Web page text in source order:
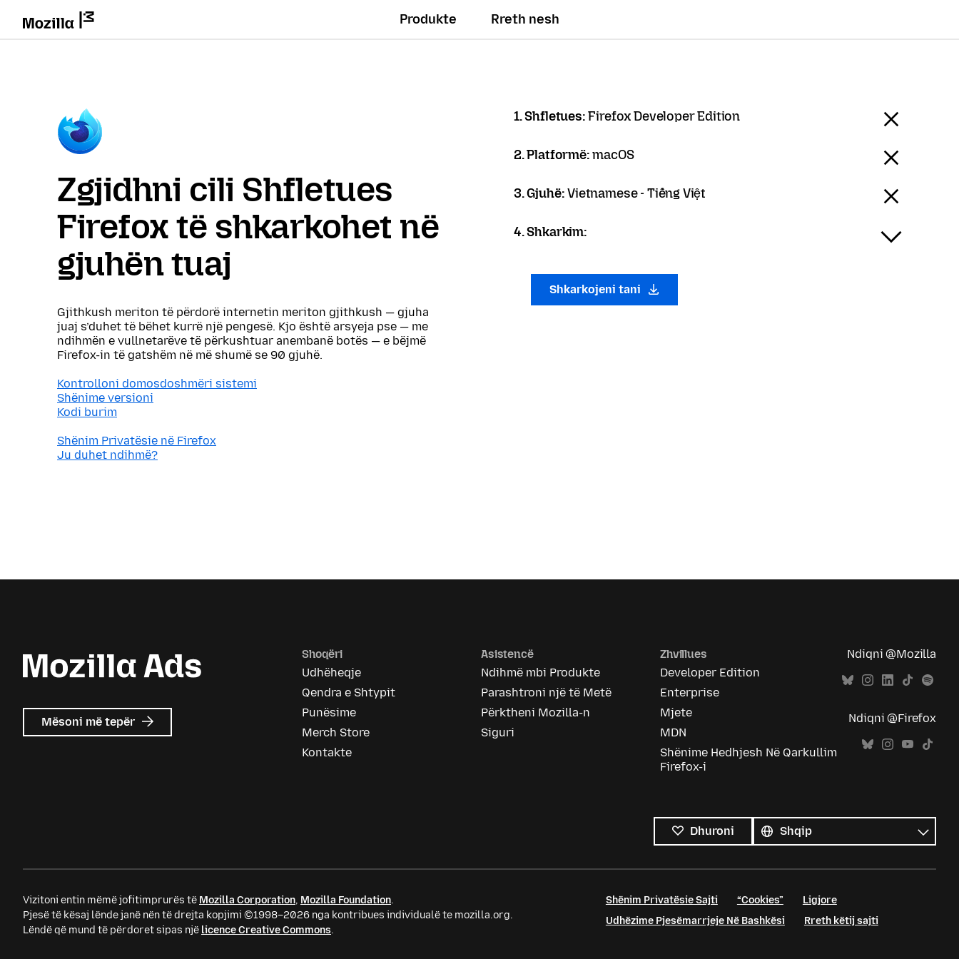
Produkte Rreth nesh
Zgjidhni cili Shfletues
Firefox të shkarkohet në
gjuhën tuaj
Gjithkush meriton të përdorë internetin meriton gjithkush — gjuha
juaj s’duhet të bëhet kurrë një pengesë. Kjo është arsyeja pse — me
ndihmën e vullnetarëve të përkushtuar anembanë botës — e bëjmë
Firefox-in të gatshëm në më shumë se 90 gjuhë.
Kontrolloni domosdoshmëri sistemi
Shënime versioni
Kodi burim
Shënim Privatësie në Firefox
Ju duhet ndihmë?
1. Shfletues:Firefox Developer Edition
2. Platformë:macOS
3. Gjuhë:Vietnamese - Tiếng Việt
4. Shkarkim:
Shkarkojeni tani
Mësoni më tepër mbi
Mozilla
Shoqëri
Udhëheqje
Qendra e Shtypit
Punësime
Merch Store
Kontakte
Asistencë
Ndihmë mbi Produkte
Parashtroni një të Metë
Përktheni Mozilla-n
Siguri
Zhvillues
Developer Edition
Enterprise
Mjete
MDN
Shënime Hedhjesh Në Qarkullim
Firefox-i
Ndiqni @Mozilla
Ndiqni @Firefox
Dhuroni
gjuhët
Gjuhë
Vizitoni entin mëmë jofitimprurës të Mozilla Corporation, Mozilla Foundation.
Pjesë të kësaj lënde janë nën të drejta kopjimi ©1998–2026 nga kontribues individualë te mozilla.org.
Lëndë që mund të përdoret sipas një licence Creative Commons.
Shënim Privatësie Sajti “Cookies”
Ligjore
Udhëzime Pjesëmarrjeje Në Bashkësi
Rreth këtij sajti